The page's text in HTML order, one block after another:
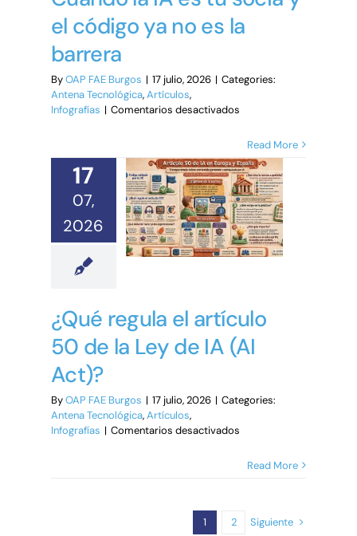
el código ya no es la
barrera
ByOAP FAE Burgos | 17 julio, 2026 | Categories:
Antena Tecnológica,Artículos,
Infografías | Comentarios desactivadosen
en
Cuando
la
IA
es
tu
socia
y
no
es
la
Read More
17
07,
2026
¿Qué regula el artículo
50 de la Ley de IA (AI
Act)?
ByOAP FAE Burgos | 17 julio, 2026 | Categories:
Antena Tecnológica,Artículos,
Infografías | Comentarios desactivadosen
regula
Read More
1 2 Siguiente